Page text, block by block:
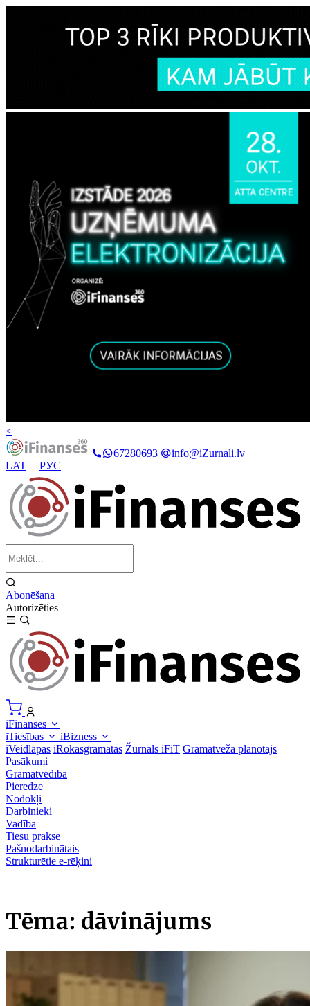
<
67280693
info@iZurnali.lv
LAT | РУС
Abonēšana
Autorizēties
iFinanses
iTiesības
iBizness
iVeidlapas iRokasgrāmatas Žurnāls iFiT Grāmatveža plānotājs
Pasākumi
Grāmatvedība
Pieredze
Nodokļi
Darbinieki
Vadība
Tiesu prakse
Pašnodarbinātais
Strukturētie e-rēķini
Tēma: dāvinājums